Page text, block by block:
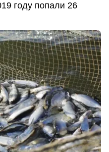
году попали 26